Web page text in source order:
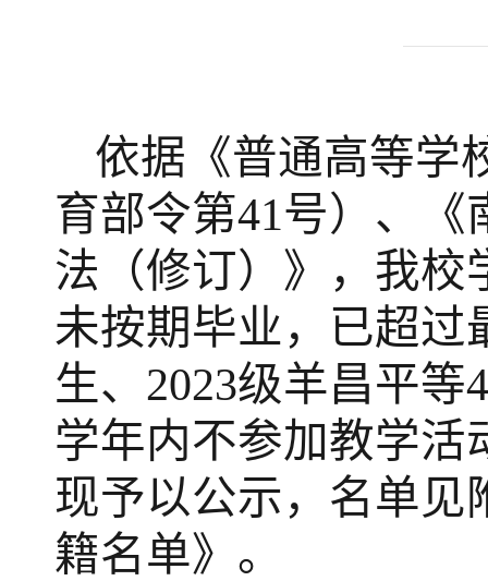
依据《普通高等学
育部令第41号）、
法（修订）》，我校
未按期毕业，已超过
生、2023级羊昌平
学年内不参加教学活
现予以公示，名单见
籍名单》。